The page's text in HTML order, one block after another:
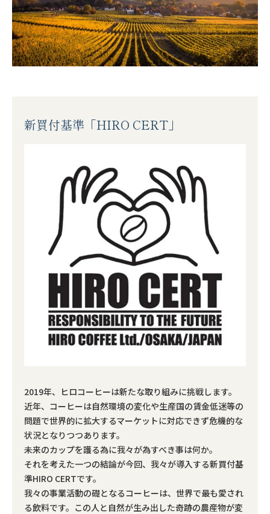
まとめ買いディスカウント
コーヒーマイスターセレクトギフト
ドリップコーヒーギフト
スイーツギフト
スイーツとコーヒーギフト
アイスコーヒーギフト
送料無料（ギフト）
スイーツ
シュガー・フレッシュ・シロップ
コーヒー器具
ヒロオリジナルグッズ
新買付基準「HIRO CERT」
2019年、ヒロコーヒーは新たな取り組みに挑戦します。
近年、コーヒーは自然環境の変化や生産国の賃金低迷等の
問題で世界的に拡大するマーケットに対応できず危機的な
状況となりつつあります。
未来のカップを護る為に我々が為すべき事は何か。
それを考えた一つの結論が今回、我々が導入する新買付基
準HIRO CERTです。
我々の事業活動の礎となるコーヒーは、世界で最も愛され
る飲料です。この人と自然が生み出した奇跡の農産物が変